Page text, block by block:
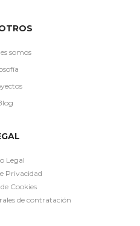
somos
Legal
Privacidad
Cookies
de contratación